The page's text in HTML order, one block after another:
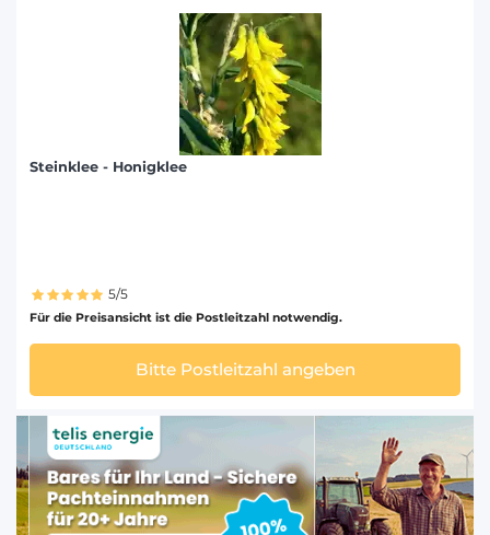
Steinklee - Honigklee
5/5
Für die Preisansicht ist die Postleitzahl notwendig.
Bitte Postleitzahl angeben